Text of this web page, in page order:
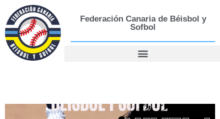
Federación Canaria de Béisbol y
Sofbol